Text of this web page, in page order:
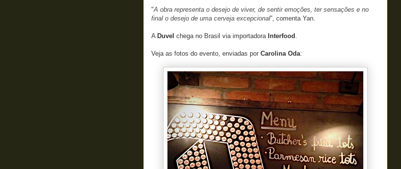
"A obra representa o desejo de viver, de sentir emoções, ter sensações e no
final o desejo de uma cerveja excepcional”, comenta Yan.
A Duvel chega no Brasil via importadora Interfood .
Veja as fotos do evento, enviadas por Carolina Oda: